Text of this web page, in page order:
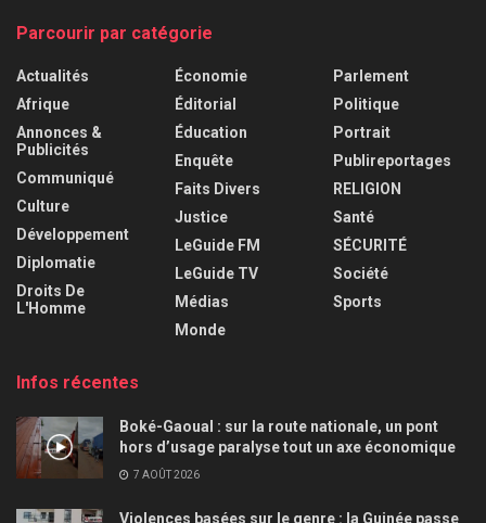
Parcourir par catégorie
Actualités
Afrique
Annonces &
Publicités
Communiqué
Culture
Développement
Diplomatie
Droits De
L'Homme
Économie
Éditorial
Éducation
Enquête
Faits Divers
Justice
LeGuide FM
LeGuide TV
Médias
Monde
Parlement
Politique
Portrait
Publireportages
RELIGION
Santé
SÉCURITÉ
Société
Sports
Infos récentes
Boké-Gaoual : sur la route nationale, un pont
hors d’usage paralyse tout un axe économique
7 AOÛT 2026
Violences basées sur le genre : la Guinée passe